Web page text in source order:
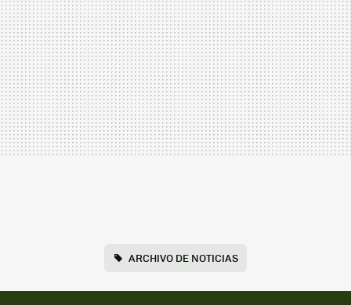
ARCHIVO DE NOTICIAS